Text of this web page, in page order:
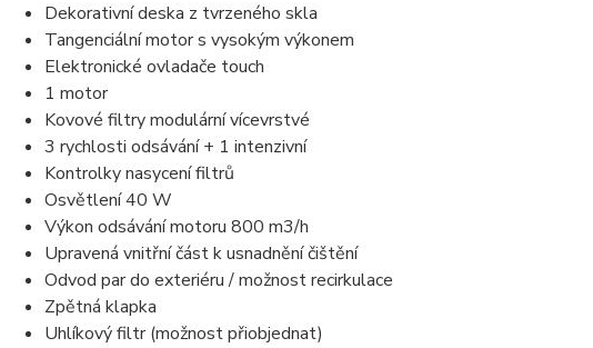
Dekorativní deska z tvrzeného skla
Tangenciální motor s vysokým výkonem
Elektronické ovladače touch
1 motor
Kovové filtry modulární vícevrstvé
3 rychlosti odsávání + 1 intenzivní
Kontrolky nasycení filtrů
Osvětlení 40 W
Výkon odsávání motoru 800 m3/h
Upravená vnitřní část k usnadnění čištění
Odvod par do exteriéru / možnost recirkulace
Zpětná klapka
Uhlíkový filtr (možnost přiobjednat)